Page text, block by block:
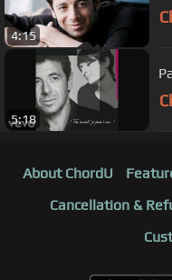
4:15
5:18
About ChordU
Cancellation &